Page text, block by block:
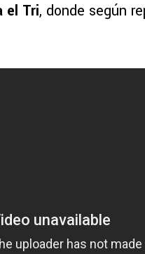
el Tri, donde según